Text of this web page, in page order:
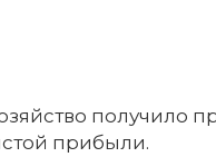
получило
прибыли.